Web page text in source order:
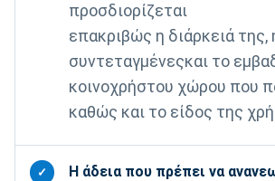
προσδιορίζεται
επακριβώς η διάρκειά της,
συντεταγμένεςκαι το
κοινοχρήστου χώρου που
καθώς και το είδος της
✓ Η άδεια που πρέπει να